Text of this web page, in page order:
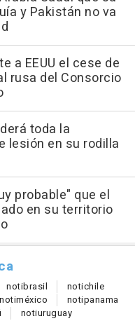
y Pakistán no va
a EEUU el cese de
rusa del Consorcio
toda la
lesión en su rodilla
probable" que el
en su territorio
notibrasil notichile
notiméxico notipanama
notiuruguay